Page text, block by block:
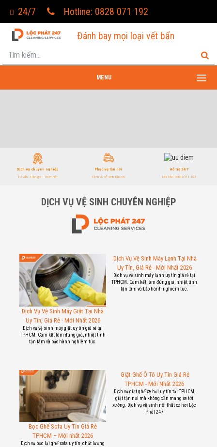
24/7 Hotline: 0828 071 192
Đánh bay mọi loại vết bẩn
MENU
Dịch vụ chuyên nghiệp
Tư vấn - Báo giá - Thực hiện
Phục vụ tận nơi
Dịch vụ vệ sinh tận nơi
Hỗ trợ 24/7
HOLTINE 0828 071 192
DỊCH VỤ VỆ SINH CHUYÊN NGHIỆP
Dịch Vụ Vệ Sinh Máy Giặt Tại Nhà
Uy Tín, Giá Rẻ - Mới Nhất 2026
Dịch vụ vệ sinh máy giặt uy tín giá rẻ tại
TPHCM. Cam kết làm đúng giá, nhiệt tình
tận tâm và bảo hành nghiêm túc.
Dịch Vụ Vệ Sinh Máy Lạnh Tại Nhà
Uy Tín, Giá Rẻ - Mới Nhất 2026
Dịch vụ vệ sinh máy lạnh uy tín giá rẻ tại
TPHCM. Cam kết làm đúng giá, nhiệt tình
tận tâm và bảo hành nghiêm túc.
Bọc Ghế Sofa Uy Tín Giá Rẻ
TPHCM – Mới nhất 2026
Dịch vụ bọc lại ghế sofa uy tín, chất lượng
Giặt Ghế Ô Tô Uy Tín Giá Rẻ
TPHCM - Mới Nhất 2026
Dịch vụ giặt ghế xe hơi uy tín tại TPHCM,
giặt tận nơi mà không cần mang xe tới
xưởng. Dịch vụ vệ sinh nội thất xe hơi Lộc
Phát 247